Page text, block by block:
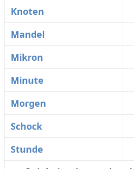
Knoten
Mandel
Mikron
Minute
Morgen
Schock
Stunde